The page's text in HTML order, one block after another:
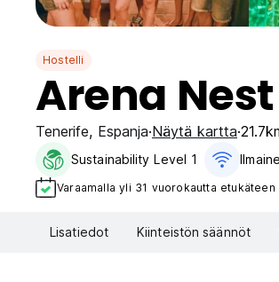
Hostelli
Arena
Tenerife, Espanja Näytä kartta
Sustainability Level 1
Varaamalla yli 31 vuorokautta
Lisatiedot Kiinteistön säännöt